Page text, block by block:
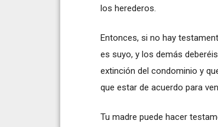
los herederos.
Entonces, si no hay
es suyo, y los demás
extinción del condominio y
que estar de acuerdo para
Tu madre puede hacer